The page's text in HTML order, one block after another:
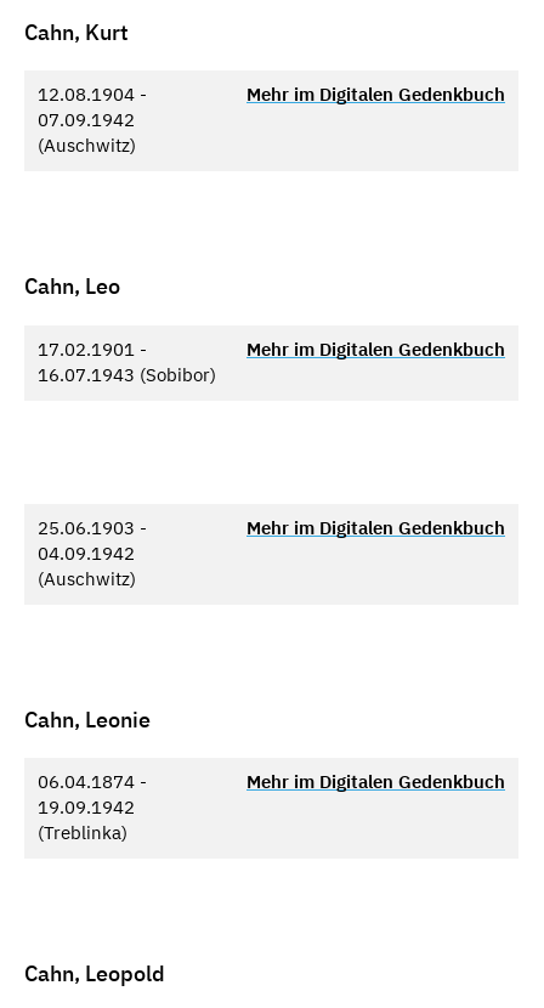
Cahn, Kurt
12.08.1904 -
07.09.1942
(Auschwitz)
Mehr im Digitalen Gedenkbuch
Cahn, Leo
17.02.1901 -
16.07.1943 (Sobibor)
Mehr im Digitalen Gedenkbuch
25.06.1903 -
04.09.1942
(Auschwitz)
Mehr im Digitalen Gedenkbuch
Cahn, Leonie
06.04.1874 -
19.09.1942
(Treblinka)
Mehr im Digitalen Gedenkbuch
Cahn, Leopold